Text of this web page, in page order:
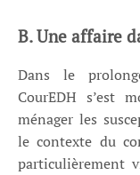
B. Une affaire
Dans le
CourEDH s’est
ménager les
le contexte du
particulièrement